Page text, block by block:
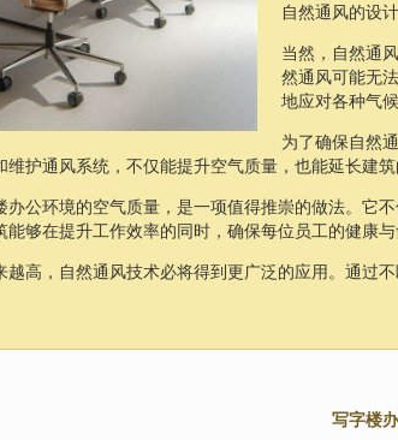
自然通风的设
当然，自然通
然通风可能无
地应对各种气
为了确保自然
护通风系统，不仅能提升空气质量，也能延长建筑
公环境的空气质量，是一项值得推崇的做法。它
够在提升工作效率的同时，确保每位员工的健康与
高，自然通风技术必将得到更广泛的应用。通过
写字楼